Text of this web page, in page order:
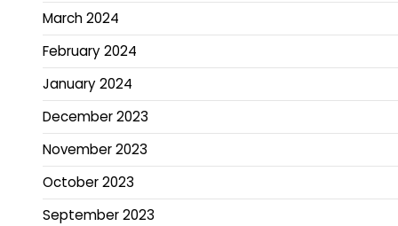
March 2024
February 2024
January 2024
December 2023
November 2023
October 2023
September 2023